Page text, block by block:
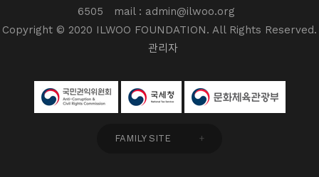
6505
mail : admin@ilwoo.org
Copyright © 2020 ILWOO FOUNDATION. All Rights Reserved.
관리자
FAMILY SITE +